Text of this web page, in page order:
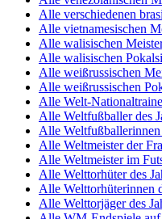
Alle verschiedenen
Alle vietnamesischen
Alle walisischen
Alle walisischen
Alle weißrussischen
Alle weißrussischen
Alle Welt-
Alle Weltfußballer des
Alle Weltfußballerinnen
Alle Weltmeister der
Alle Weltmeister im
Alle Welttorhüter des
Alle Welttorhüterinnen
Alle Welttorjäger des